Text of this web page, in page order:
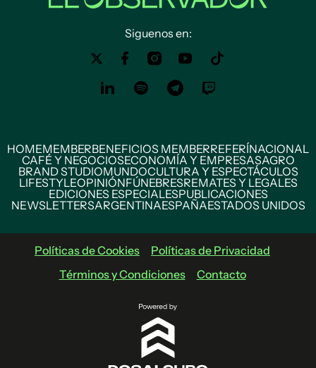
Siguenos en:
HOMEMEMBERBENEFICIOS MEMBERREFERÍNACIONAL
CAFÉ Y NEGOCIOSECONOMÍA Y EMPRESASAGRO
BRAND STUDIOMUNDOCULTURA Y ESPECTÁCULOS
LIFESTYLEOPINIÓNFÚNEBRESREMATES Y LEGALES
EDICIONES ESPECIALESPUBLICACIONES
NEWSLETTERSARGENTINAESPAÑAESTADOS UNIDOS
Políticas de Cookies
Políticas de Privacidad
Términos y Condiciones
Contacto